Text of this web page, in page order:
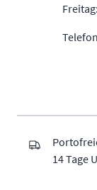
14 Tage